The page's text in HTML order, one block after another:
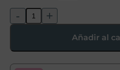
- +
Añadir al